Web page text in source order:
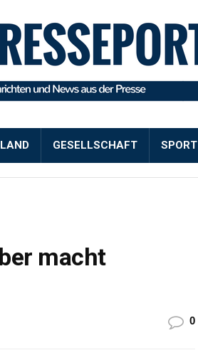
GESELLSCHAFT SPORT
macht
0